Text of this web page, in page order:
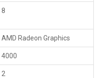
8
AMD Radeon Graphics
4000
2